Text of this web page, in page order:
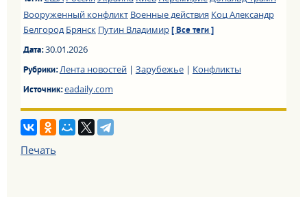
Вооруженный конфликт Военные действия Коц Александр
Белгород Брянск Путин Владимир [ Все теги ]
Дата:30.01.2026
Рубрики:Лента новостей| Зарубежье| Конфликты
Источник:eadaily.com
Печать